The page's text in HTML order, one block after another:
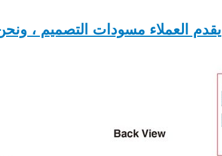
العملاء مسودات التصميم ، ونحن